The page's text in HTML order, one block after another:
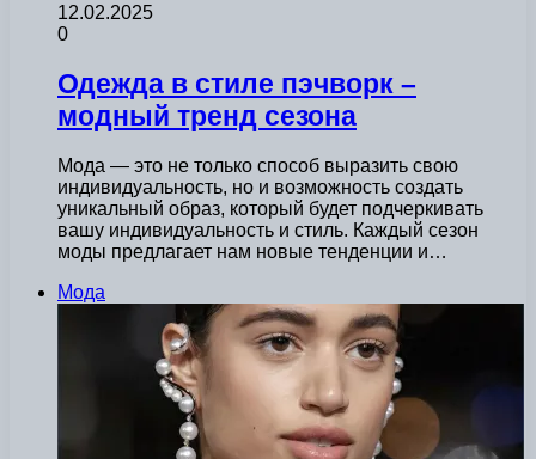
12.02.2025
0
Одежда в стиле пэчворк –
модный тренд сезона
Мода — это не только способ выразить свою
индивидуальность, но и возможность создать
уникальный образ, который будет подчеркивать
вашу индивидуальность и стиль. Каждый сезон
моды предлагает нам новые тенденции и…
Мода